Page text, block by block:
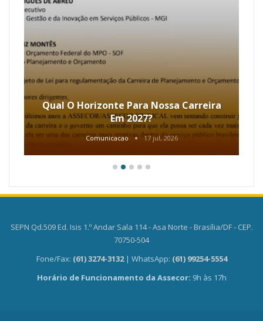
Qual O Horizonte Para Nossa Carreira
Em 2027?
Comunicacao 17 jul, 2026
SEPN Qd.509 Ed. Isis 1.º Andar Sala 114 - Asa Norte - Brasília/DF - CEP.
70750-504
Fone/Fax: (61) 3274-3132 | WhatsApp: (61) 99254-5554
Horário de Funcionamento da Assecor: 9h às 17h